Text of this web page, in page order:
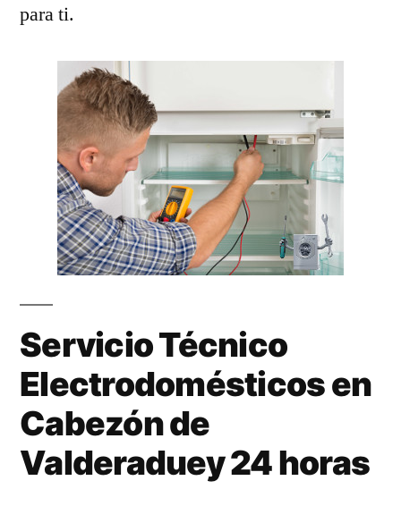
para ti.
Servicio Técnico
Electrodomésticos en
Cabezón de
Valderaduey 24 horas